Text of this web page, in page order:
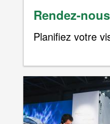
Rendez-
Planifiez votre